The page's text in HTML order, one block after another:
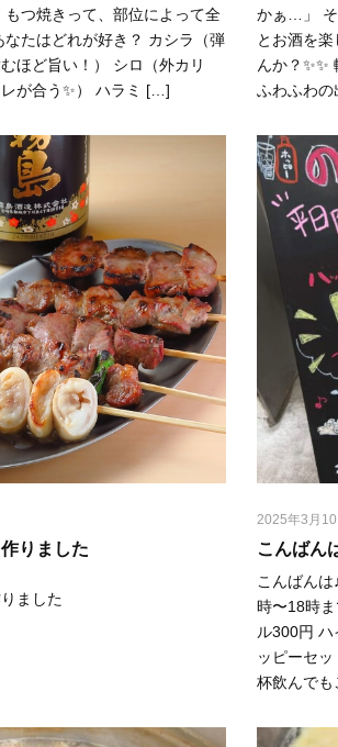
もつ焼きって、部位によって全
なたはどれが好き？ カシラ（弾
ほど旨い！） シロ（外カリ
が合う✨） ハラミ […]
かぁ…」 そ
とお酒を
んか？
ふわふわ
りました
ました
2025年3月10
こんばん
こんばん
時〜18時
ル300円
ッピーセ
杯飲んで